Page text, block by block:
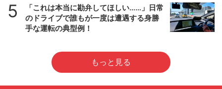
5
「これは本当に勘弁してほしい……」日常
のドライブで誰もが一度は遭遇する身勝
手な運転の典型例！
もっと見る